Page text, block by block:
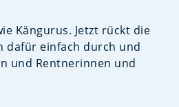
Kängurus. Jetzt rückt die
dafür einfach durch und
und Rentnerinnen und